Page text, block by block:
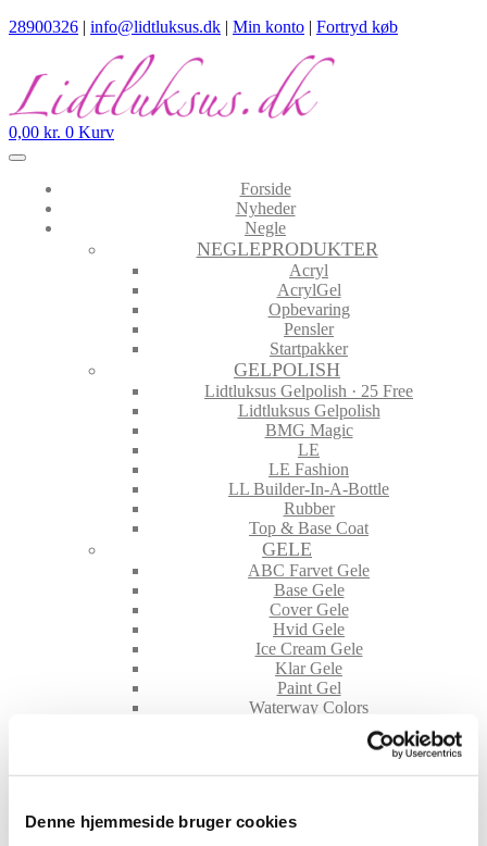
Denne hjemmeside bruger cookies
28900326 | info@lidtluksus.dk | Min konto | Fortryd køb
0,00 kr. 0 Kurv
Forside
Nyheder
Negle
NEGLEPRODUKTER
Acryl
AcrylGel
Opbevaring
Pensler
Startpakker
GELPOLISH
Lidtluksus Gelpolish · 25 Free
Lidtluksus Gelpolish
BMG Magic
LE
LE Fashion
LL Builder-In-A-Bottle
Rubber
Top & Base Coat
GELE
ABC Farvet Gele
Base Gele
Cover Gele
Hvid Gele
Ice Cream Gele
Klar Gele
Paint Gel
Waterway Colors
NEGLE TILBEHØR
Maskiner og tilbehør